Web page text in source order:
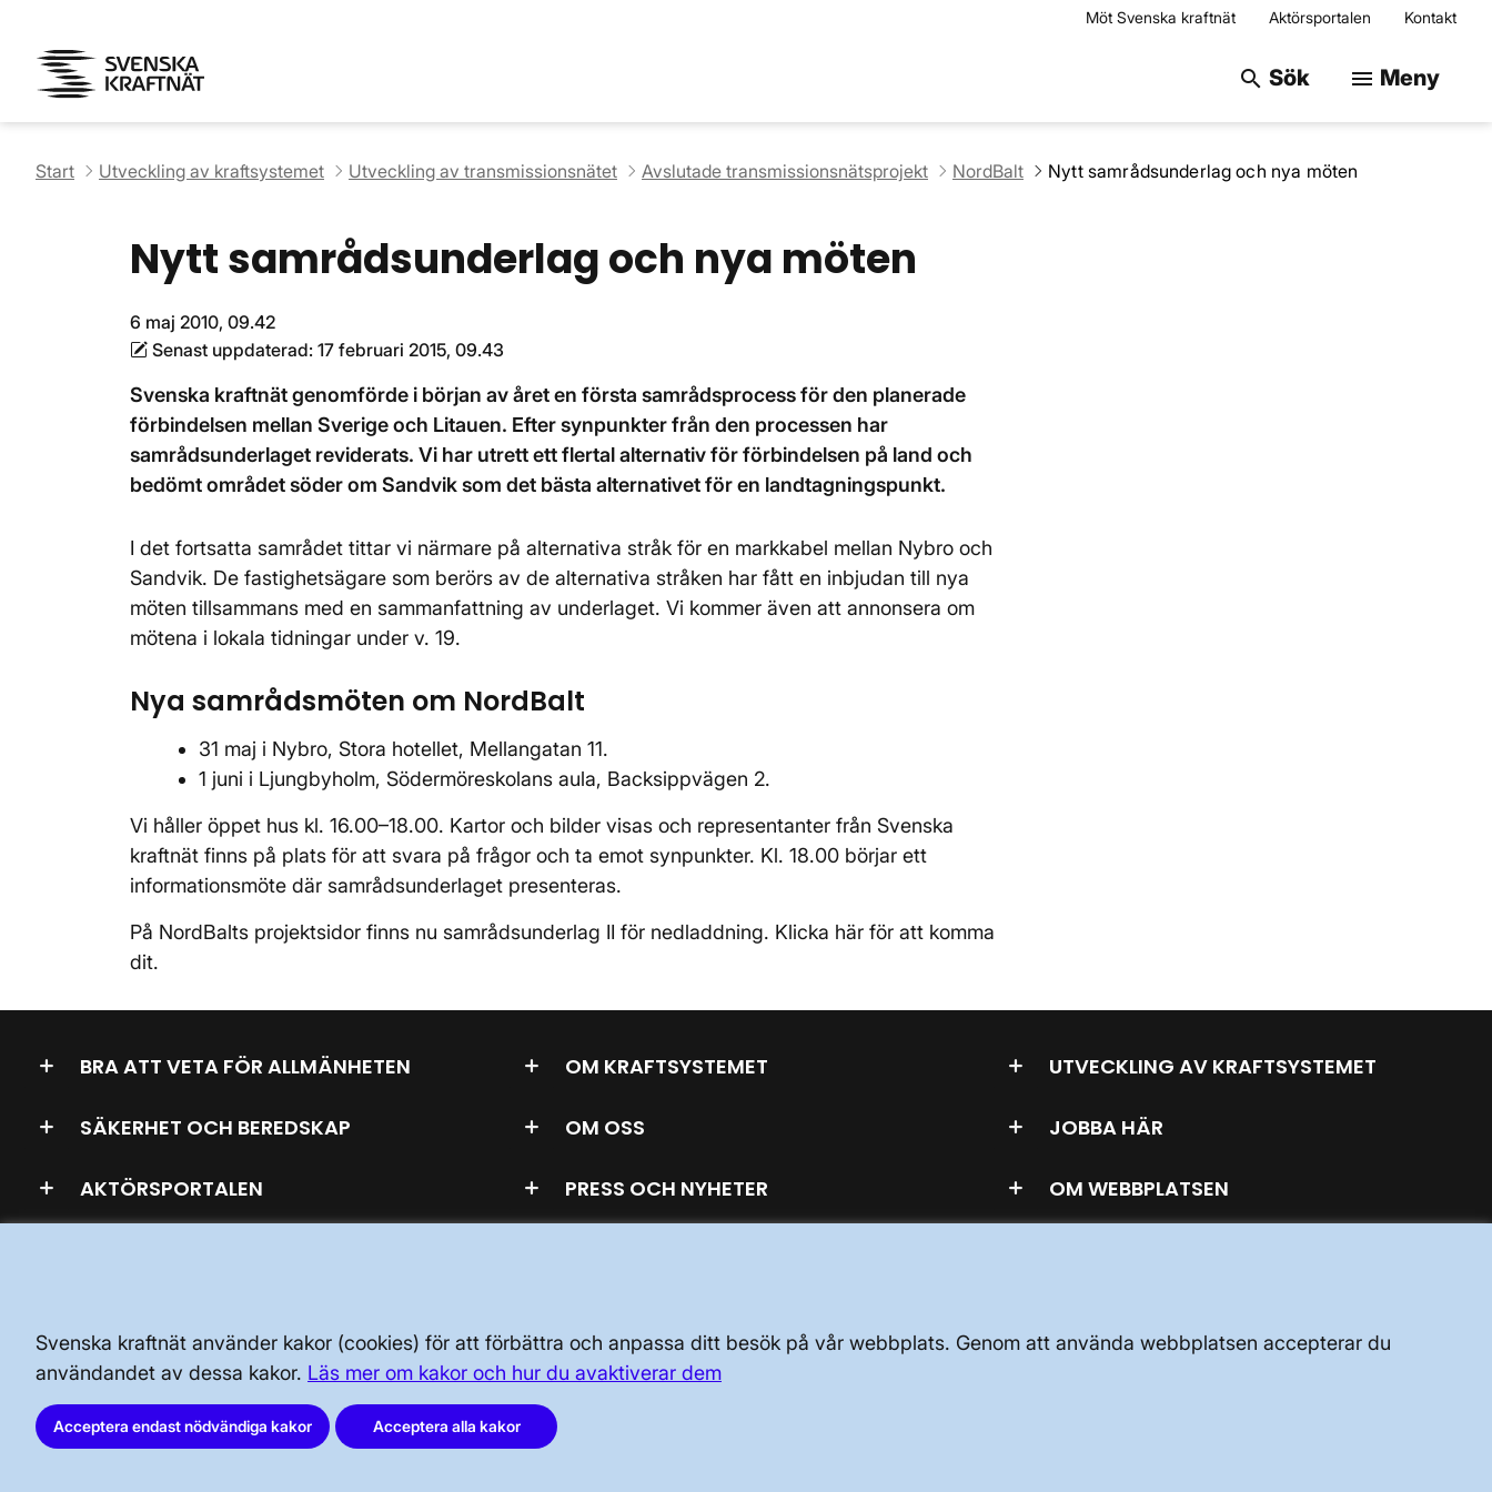
Möt Svenska kraftnät Aktörsportalen Kontakt
search Sök Sök på
menu Meny
Svenska kraftnät använder kakor (cookies) för att förbättra och anpassa ditt besök på vår webbplats. Genom att använda webbplatsen accepterar du
användandet av dessa kakor. Läs mer om kakor och hur du avaktiverar dem
Acceptera endast nödvändiga kakor Acceptera alla kakor
Start Utveckling av kraftsystemet Utveckling av transmissionsnätet Avslutade transmissionsnätsprojekt NordBalt Nytt samrådsunderlag och nya möten
Nytt samrådsunderlag och nya möten
6 maj 2010, 09.42
Senast uppdaterad: 17 februari 2015, 09.43
Svenska kraftnät genomförde i början av året en första samrådsprocess för den planerade
förbindelsen mellan Sverige och Litauen. Efter synpunkter från den processen har
samrådsunderlaget reviderats. Vi har utrett ett flertal alternativ för förbindelsen på land och
bedömt området söder om Sandvik som det bästa alternativet för en landtagningspunkt.
I det fortsatta samrådet tittar vi närmare på alternativa stråk för en markkabel mellan Nybro och
Sandvik. De fastighetsägare som berörs av de alternativa stråken har fått en inbjudan till nya
möten tillsammans med en sammanfattning av underlaget. Vi kommer även att annonsera om
mötena i lokala tidningar under v. 19.
Nya samrådsmöten om NordBalt
31 maj i Nybro, Stora hotellet, Mellangatan 11.
1 juni i Ljungbyholm, Södermöreskolans aula, Backsippvägen 2.
Vi håller öppet hus kl. 16.00–18.00. Kartor och bilder visas och representanter från Svenska
kraftnät finns på plats för att svara på frågor och ta emot synpunkter. Kl. 18.00 börjar ett
informationsmöte där samrådsunderlaget presenteras.
På NordBalts projektsidor finns nu samrådsunderlag II för nedladdning. Klicka här för att komma
dit.
BRA ATT VETA FÖR ALLMÄNHETEN OM KRAFTSYSTEMET UTVECKLING AV KRAFTSYSTEMET
SÄKERHET OCH BEREDSKAP OM OSS JOBBA HÄR
AKTÖRSPORTALEN PRESS OCH NYHETER OM WEBBPLATSEN
Svenska kraftnät, Box 1200, 172 24
Sundbyberg
LinkedIn GENVÄGAR